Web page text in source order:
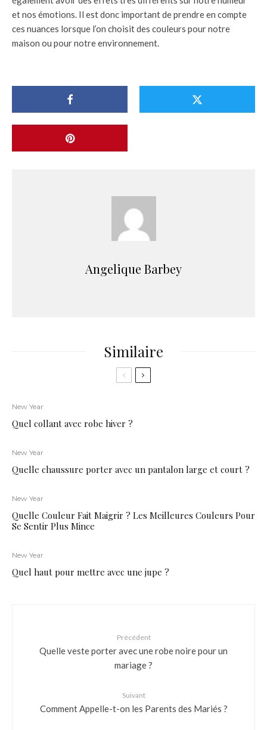
et nos émotions. Il est donc important de prendre en compte
ces nuances lorsque l’on choisit des couleurs pour notre
maison ou pour notre environnement.
Angelique Barbey
Similaire
New Year
Quel collant avec robe hiver ?
New Year
Quelle chaussure porter avec un pantalon large et court ?
New Year
Quelle Couleur Fait Maigrir ? Les Meilleures Couleurs Pour
Se Sentir Plus Mince
New Year
Quel haut pour mettre avec une jupe ?
Précédent
Quelle veste porter avec une robe noire pour un
mariage ?
Suivant
Comment Appelle-t-on les Parents des Mariés ?